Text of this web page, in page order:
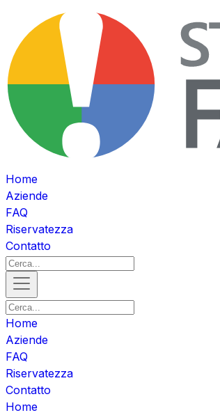
Home
Aziende
FAQ
Riservatezza
Contatto
Home
Aziende
FAQ
Riservatezza
Contatto
Home